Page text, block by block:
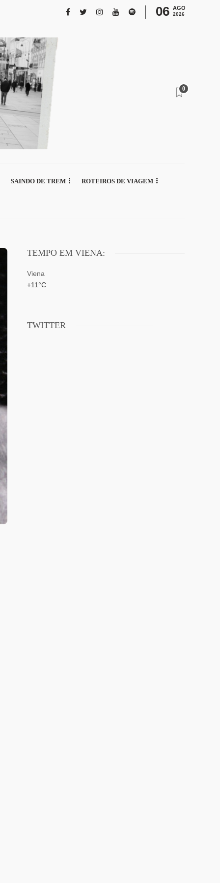
06 AGO
2026
0
SAINDO DE TREM ROTEIROS DE VIAGEM
TEMPO EM VIENA:
Viena
+11°C
TWITTER